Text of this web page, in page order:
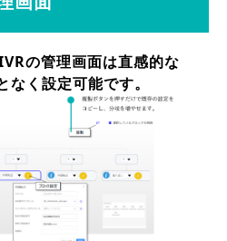
の管理画面は直感的な
く設定可能です。